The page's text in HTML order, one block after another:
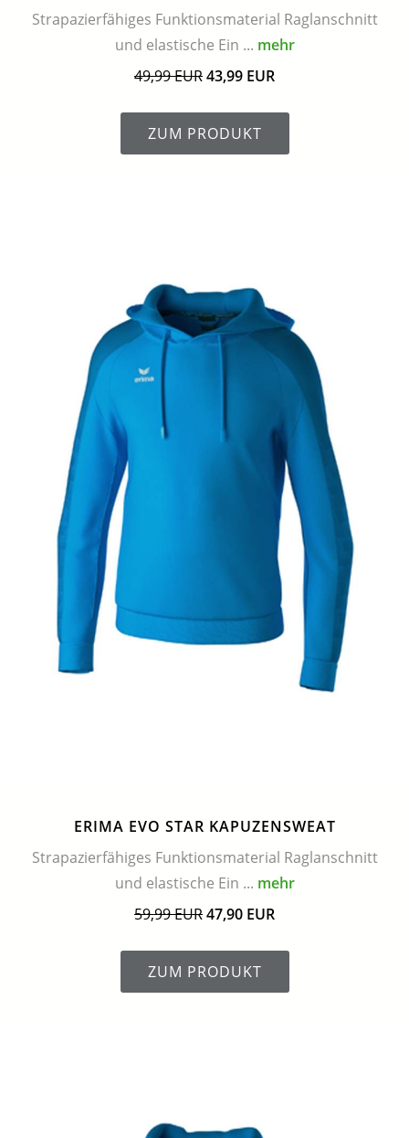
Strapazierfähiges Funktionsmaterial Raglanschnitt
und elastische Ein ... mehr
49,99 EUR43,99 EUR
ZUM PRODUKT
ERIMA EVO STAR KAPUZENSWEAT
Strapazierfähiges Funktionsmaterial Raglanschnitt
und elastische Ein ... mehr
59,99 EUR47,90 EUR
ZUM PRODUKT